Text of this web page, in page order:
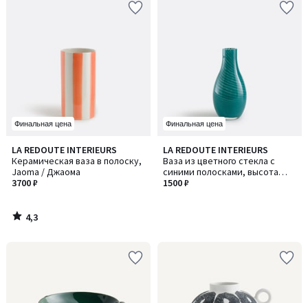
Финальная цена
LA REDOUTE INTERIEURS
Керамическая ваза в полоску,
Jaoma / Джаома
3700 ₽
4,3
/ 5
4,3
/
Финальная цена
LA REDOUTE INTERIEURS
Ваза из цветного стекла с
синими полосками, высота
14,3 см, MARLIA / МАРЛИЯ
1500 ₽